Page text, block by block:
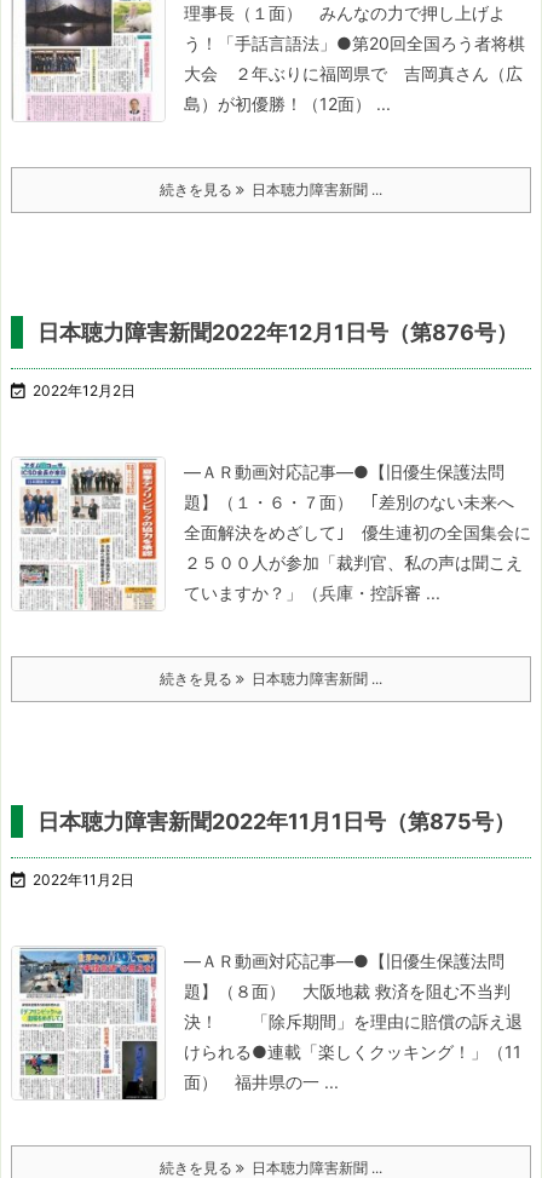
理事長（１面）
みんなの力で押し上げよ
う！「手話言語法」 ●第20回全国ろう者将棋
大会 ２年ぶりに福岡県で 吉岡真さん（広
島）が初優勝！（12面） ...
続きを見る 日本聴力障害新聞 ...
日本聴力障害新聞2022年12月1日号（第876号）
 2022年12月2日
―ＡＲ動画対応記事―●【旧優生保護法問
題】（１・６・７面）
｢差別のない未来へ
全面解決をめざして｣
優生連初の全国集会に
２５００人が参加 「裁判官、私の声は聞こえ
ていますか？」（兵庫・控訴審 ...
続きを見る 日本聴力障害新聞 ...
日本聴力障害新聞2022年11月1日号（第875号）
 2022年11月2日
―ＡＲ動画対応記事―●【旧優生保護法問
題】（８面）
大阪地裁 救済を阻む不当判
決！
「除斥期間」を理由に賠償の訴え退
けられる●連載「楽しくクッキング！」（11
面）
福井県の一 ...
続きを見る 日本聴力障害新聞 ...